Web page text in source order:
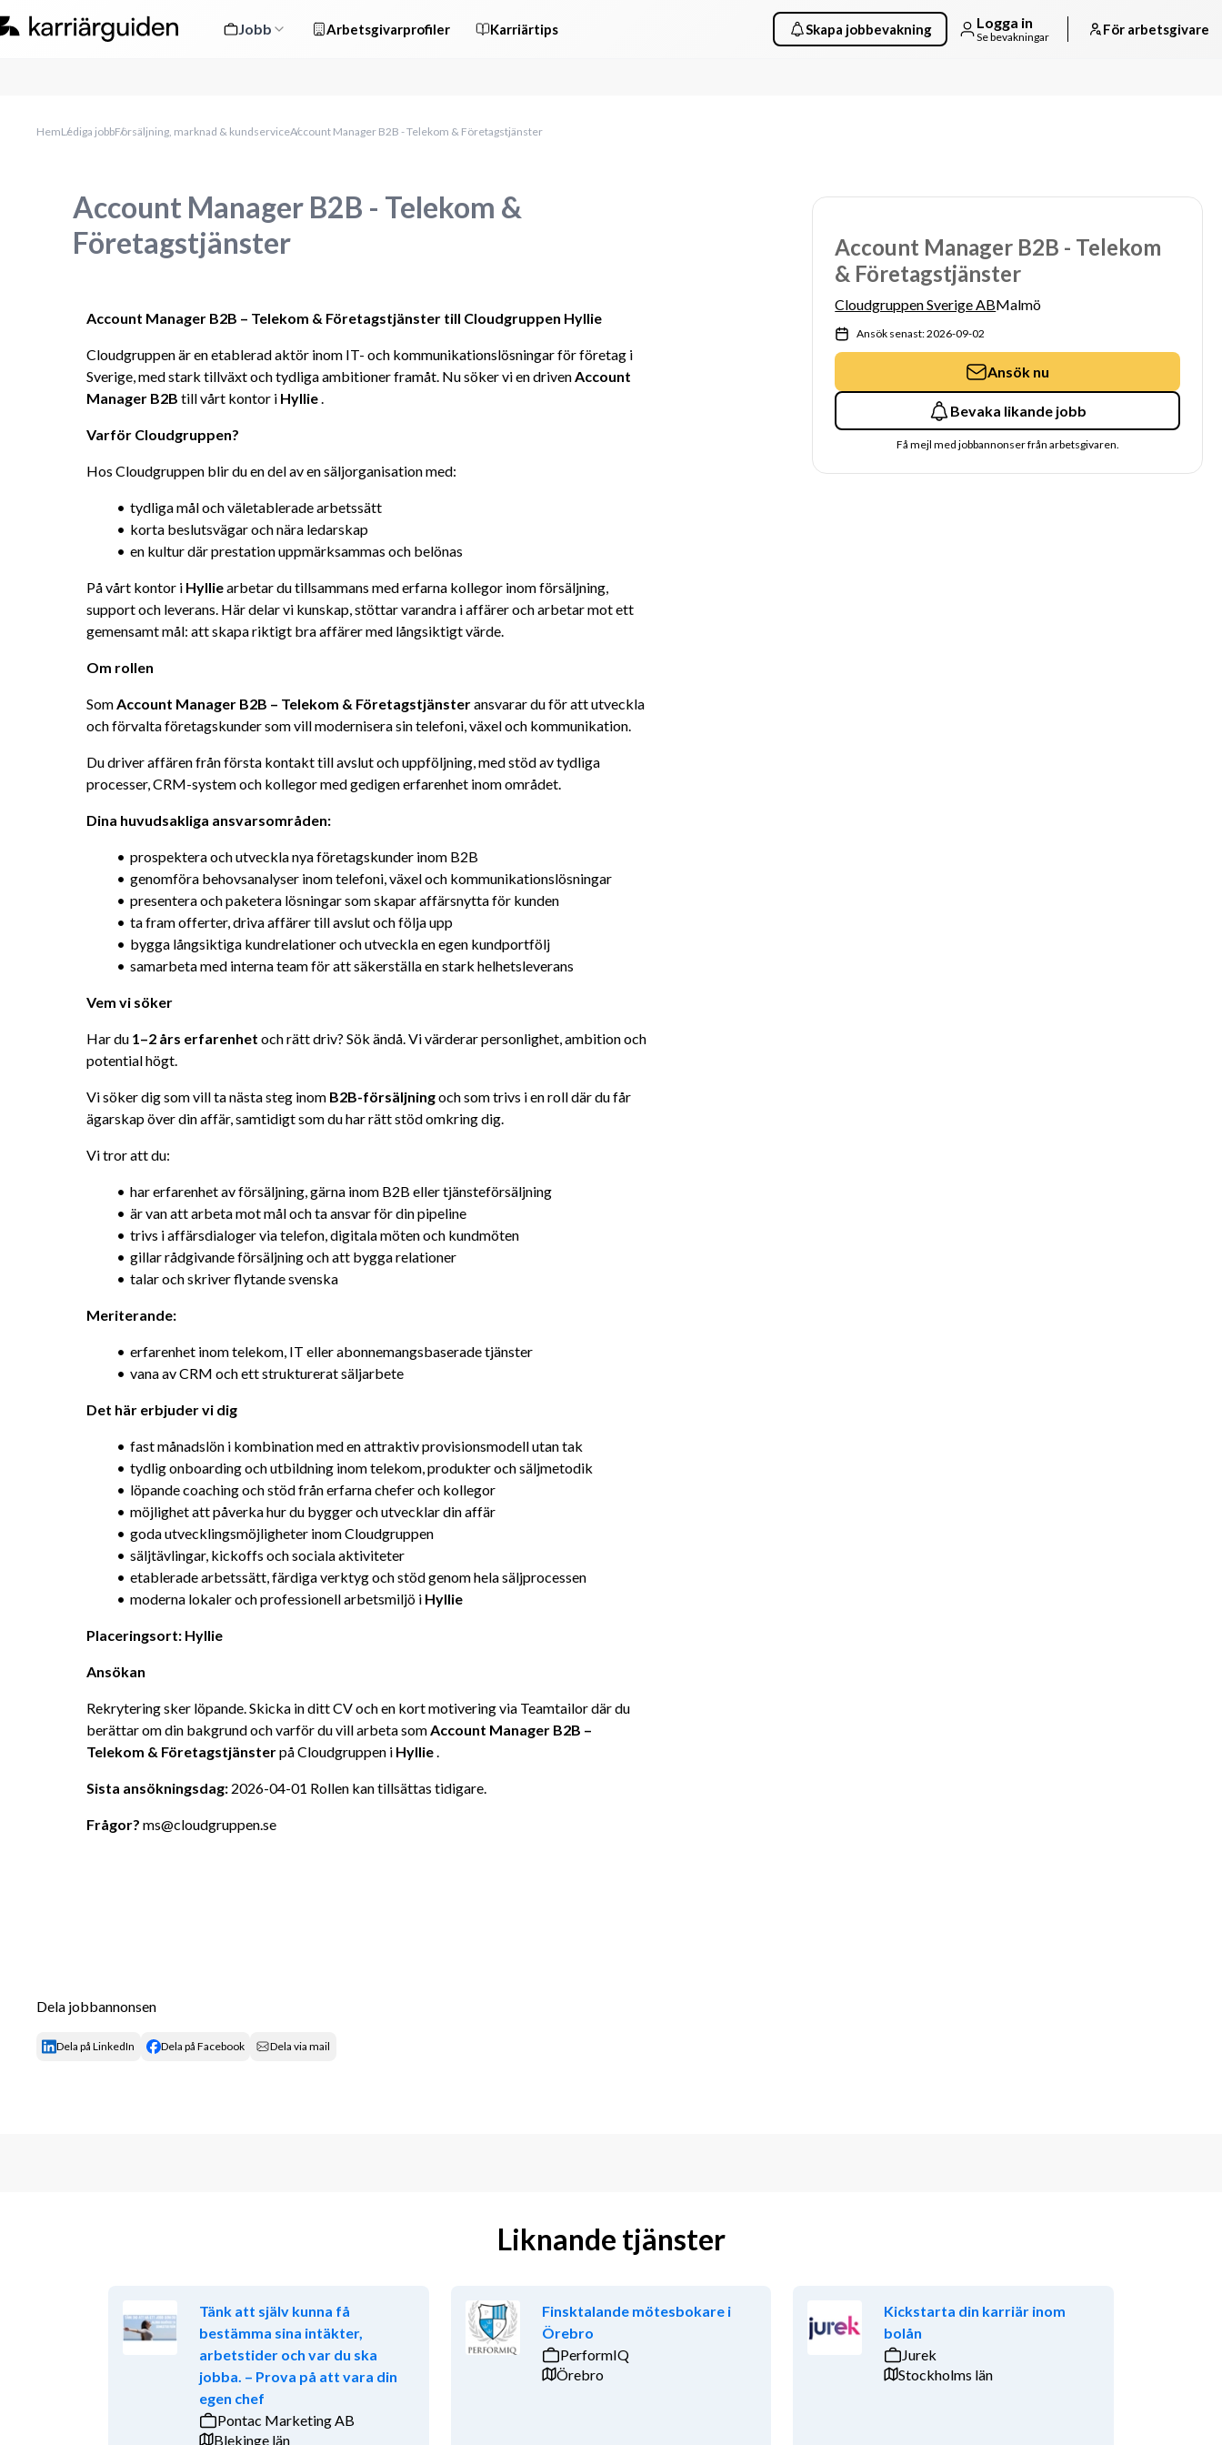
Jobb Arbetsgivarprofiler Karriärtips Skapa jobbevakning Logga in
Se bevakningar För arbetsgivare
HemLediga jobbFörsäljning, marknad & kundserviceAccount Manager B2B - Telekom & Företagstjänster
Account Manager B2B - Telekom &
Företagstjänster
Account Manager B2B – Telekom & Företagstjänster till Cloudgruppen Hyllie
Cloudgruppen är en etablerad aktör inom IT- och kommunikationslösningar för företag i
Sverige, med stark tillväxt och tydliga ambitioner framåt. Nu söker vi en driven Account
Manager B2B till vårt kontor i Hyllie .
Varför Cloudgruppen?
Hos Cloudgruppen blir du en del av en säljorganisation med:
tydliga mål och väletablerade arbetssätt
korta beslutsvägar och nära ledarskap
en kultur där prestation uppmärksammas och belönas
På vårt kontor i Hyllie arbetar du tillsammans med erfarna kollegor inom försäljning,
support och leverans. Här delar vi kunskap, stöttar varandra i affärer och arbetar mot ett
gemensamt mål: att skapa riktigt bra affärer med långsiktigt värde.
Om rollen
Som Account Manager B2B – Telekom & Företagstjänster ansvarar du för att utveckla
och förvalta företagskunder som vill modernisera sin telefoni, växel och kommunikation.
Du driver affären från första kontakt till avslut och uppföljning, med stöd av tydliga
processer, CRM-system och kollegor med gedigen erfarenhet inom området.
Dina huvudsakliga ansvarsområden:
prospektera och utveckla nya företagskunder inom B2B
genomföra behovsanalyser inom telefoni, växel och kommunikationslösningar
presentera och paketera lösningar som skapar affärsnytta för kunden
ta fram offerter, driva affärer till avslut och följa upp
bygga långsiktiga kundrelationer och utveckla en egen kundportfölj
samarbeta med interna team för att säkerställa en stark helhetsleverans
Vem vi söker
Har du 1–2 års erfarenhet och rätt driv? Sök ändå. Vi värderar personlighet, ambition och
potential högt.
Vi söker dig som vill ta nästa steg inom B2B-försäljning och som trivs i en roll där du får
ägarskap över din affär, samtidigt som du har rätt stöd omkring dig.
Vi tror att du:
har erfarenhet av försäljning, gärna inom B2B eller tjänsteförsäljning
är van att arbeta mot mål och ta ansvar för din pipeline
trivs i affärsdialoger via telefon, digitala möten och kundmöten
gillar rådgivande försäljning och att bygga relationer
talar och skriver flytande svenska
Meriterande:
erfarenhet inom telekom, IT eller abonnemangsbaserade tjänster
vana av CRM och ett strukturerat säljarbete
Det här erbjuder vi dig
fast månadslön i kombination med en attraktiv provisionsmodell utan tak
tydlig onboarding och utbildning inom telekom, produkter och säljmetodik
löpande coaching och stöd från erfarna chefer och kollegor
möjlighet att påverka hur du bygger och utvecklar din affär
goda utvecklingsmöjligheter inom Cloudgruppen
säljtävlingar, kickoffs och sociala aktiviteter
etablerade arbetssätt, färdiga verktyg och stöd genom hela säljprocessen
moderna lokaler och professionell arbetsmiljö i Hyllie
Placeringsort: Hyllie
Ansökan
Rekrytering sker löpande. Skicka in ditt CV och en kort motivering via Teamtailor där du
berättar om din bakgrund och varför du vill arbeta som Account Manager B2B –
Telekom & Företagstjänster på Cloudgruppen i Hyllie .
Sista ansökningsdag: 2026-04-01 Rollen kan tillsättas tidigare.
Frågor? ms@cloudgruppen.se
Account Manager B2B - Telekom
& Företagstjänster
Cloudgruppen Sverige ABMalmö
Ansök senast: 2026-09-02
Ansök nu
Bevaka likande jobb
Få mejl med jobbannonser från arbetsgivaren.
Dela jobbannonsen
Dela på LinkedIn Dela på Facebook Dela via mail
Liknande tjänster
Tänk att själv kunna få
bestämma sina intäkter,
arbetstider och var du ska
jobba. – Prova på att vara din
egen chef
Pontac Marketing AB
Blekinge län
Finsktalande mötesbokare i
Örebro
PerformIQ
Örebro
Kickstarta din karriär inom
bolån
Jurek
Stockholms län